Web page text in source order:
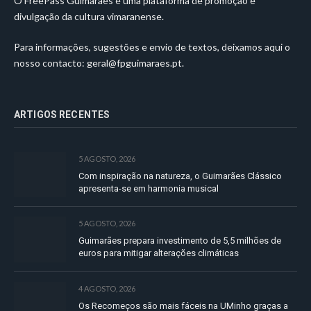
divulgação da cultura vimaranense.
Para informações, sugestões e envio de textos, deixamos aqui o
nosso contacto: geral@fpguimaraes.pt.
ARTIGOS RECENTES
5 AGOSTO, 2026
Com inspiração na natureza, o Guimarães Clássico
apresenta-se em harmonia musical
5 AGOSTO, 2026
Guimarães prepara investimento de 5,5 milhões de
euros para mitigar alterações climáticas
4 AGOSTO, 2026
Os Recomeços são mais fáceis na UMinho graças a